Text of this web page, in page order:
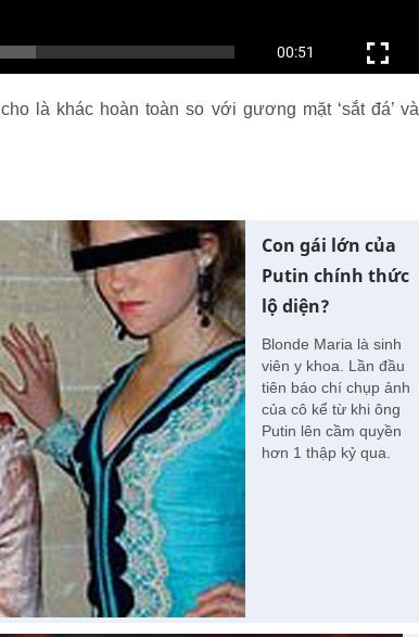
vào ống kính điện thoại của người lính trẻ.
là khác hoàn toàn so với gương mặt ‘sắt đá’ và
Con gái lớn của
Putin chính thức
lộ diện?
Blonde Maria là sinh
viên y khoa. Lần đầu
tiên báo chí chụp ảnh
của cô kể từ khi ông
Putin lên cầm quyền
hơn 1 thập kỷ qua.